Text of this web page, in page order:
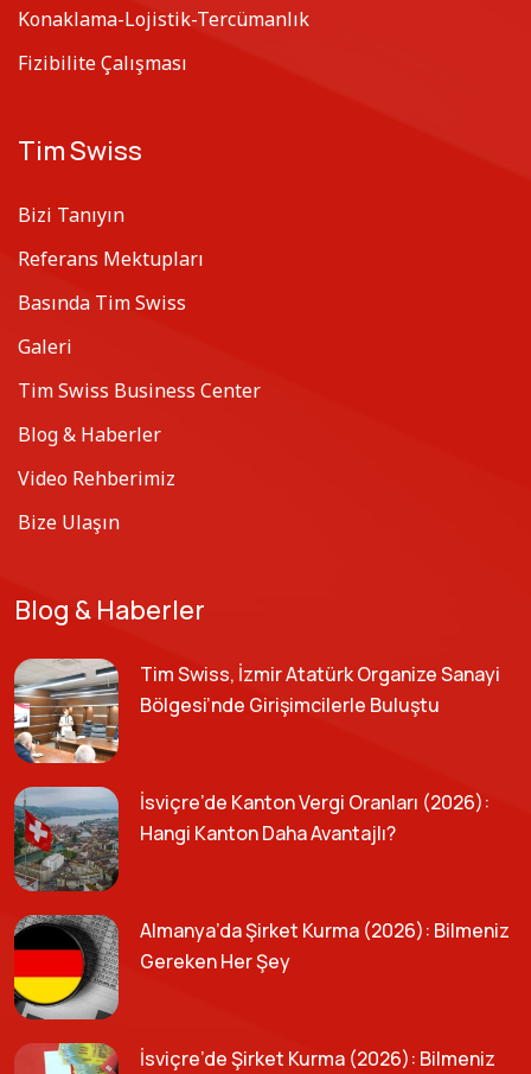
Konaklama-Lojistik-Tercümanlık
Fizibilite Çalışması
Tim Swiss
Bizi Tanıyın
Referans Mektupları
Basında Tim Swiss
Galeri
Tim Swiss Business Center
Blog & Haberler
Video Rehberimiz
Bize Ulaşın
Blog & Haberler
Tim Swiss, İzmir Atatürk Organize Sanayi
Bölgesi’nde Girişimcilerle Buluştu
İsviçre’de Kanton Vergi Oranları (2026):
Hangi Kanton Daha Avantajlı?
Almanya’da Şirket Kurma (2026): Bilmeniz
Gereken Her Şey
İsviçre’de Şirket Kurma (2026): Bilmeniz